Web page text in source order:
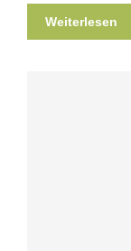
Weiterlesen